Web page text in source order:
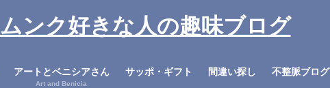
ムンク好きな人の趣味ブログ
アートとベニシアさん
Art and Benicia
サッポ・ギフト 間違い探し 不整脈ブログ